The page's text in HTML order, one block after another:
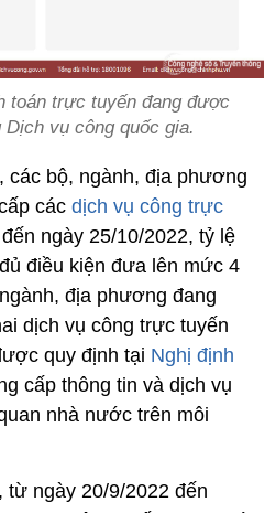
toán trực tuyến đang được
vụ công quốc gia.
các bộ, ngành, địa phương
các dịch vụ công trực
ngày 25/10/2022, tỷ lệ
điều kiện đưa lên mức 4
địa phương đang
dịch vụ công trực tuyến
quy định tại Nghị định
cấp thông tin và dịch vụ
nhà nước trên môi
từ ngày 20/9/2022 đến